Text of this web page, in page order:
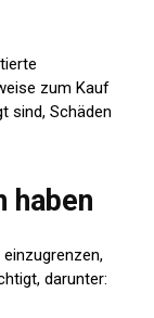
zum Kauf
sind, Schäden
haben
darunter: